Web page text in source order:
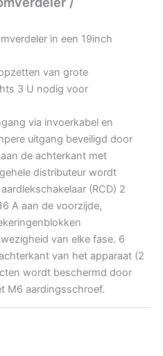
in een 19inch
van grote
3 U nodig voor
via invoerkabel en
uitgang beveiligd door
de achterkant met
distributeur wordt
(RCD) 2
A aan de voorzijde,
van elke fase. 6
van het apparaat (2
wordt beschermd door
M6 aardingsschroef.